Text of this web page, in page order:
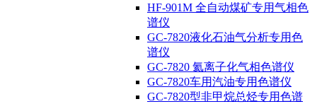
HF-901M 全自动煤矿专用气相色
谱仪
GC-7820液化石油气分析专用色
谱仪
GC-7820 氦离子化气相色谱仪
GC-7820车用汽油专用色谱仪
GC-7820型非甲烷总烃专用色谱